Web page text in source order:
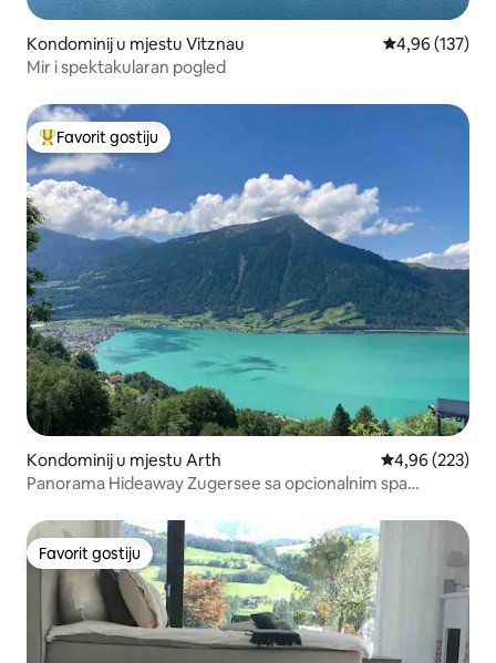
Kondominij u mjestu Vitznau Prosječna
4,96 (137)
Mir i spektakularan pogled
Glavni favorit gostiju
Favorit gostiju
Kondominij u mjestu Arth Prosječna
4,96 (223)
Panorama Hideaway Zugersee sa opcionalnim spa
Favorit gostiju
Favorit gostiju